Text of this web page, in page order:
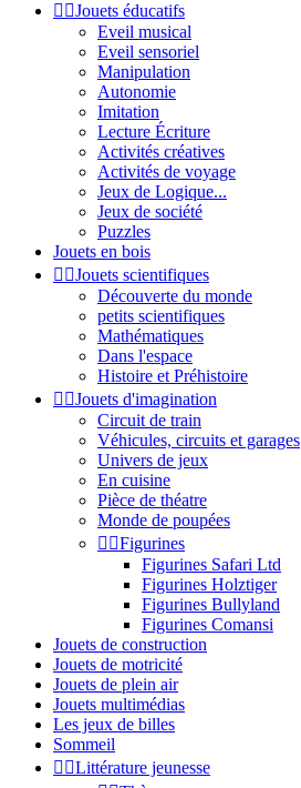
 Jouets éducatifs
Eveil musical
Eveil sensoriel
Manipulation
Autonomie
Imitation
Lecture Écriture
Activités créatives
Activités de voyage
Jeux de Logique...
Jeux de société
Puzzles
Jouets en bois
 Jouets scientifiques
Découverte du monde
petits scientifiques
Mathématiques
Dans l'espace
Histoire et Préhistoire
 Jouets d'imagination
Circuit de train
Véhicules, circuits et garages
Univers de jeux
En cuisine
Pièce de théatre
Monde de poupées
 Figurines
Figurines Safari Ltd
Figurines Holztiger
Figurines Bullyland
Figurines Comansi
Jouets de construction
Jouets de motricité
Jouets de plein air
Jouets multimédias
Les jeux de billes
Sommeil
 Littérature jeunesse